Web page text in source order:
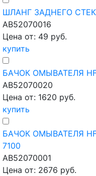
ШЛАНГ ЗАДНЕГО
AB52070016
Цена от: 49 руб.
купить
БАЧОК ОМЫВАТЕЛЯ HF
AB52070020
Цена от: 1620 руб.
купить
БАЧОК ОМЫВАТЕЛЯ
7100
AB52070001
Цена от: 2676 руб.